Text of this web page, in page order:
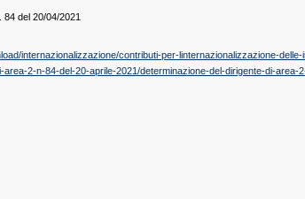
del 20/04/2021
internazionalizzazione/contributi-per-linternazionalizzazione-
2-n-84-del-20-aprile-2021/determinazione-del-dirigente-di-area-